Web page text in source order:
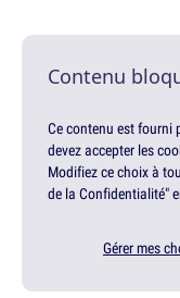
Contenu
Ce contenu est fourni
devez accepter les
Modifiez ce choix à
de la Confidentialité"
Gérer mes